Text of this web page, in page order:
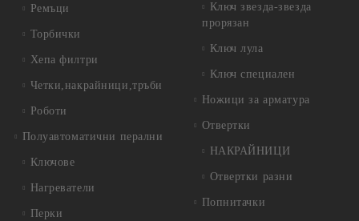
Ремъци
Торбички
Хепа филтри
Четки,накрайници,тръби
Роботи
Полуавтоматични перални
Ключове
Нагреватели
Перки
Ключ звезда-звезда
прорязан
Ключ лула
Ключ специален
Ножици за арматура
Отвертки
НАКРАЙНИЦИ
Отвертки разни
Попнитачки